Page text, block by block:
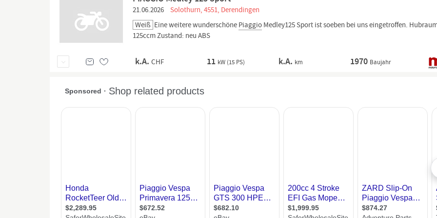
21.06.2026 Solothurn, 4551, Derendingen
k.A. CHF 11 kW (15 PS) k.A. km 1970 Baujahr
Weiß Eine weitere wunderschöne Piaggio Medley125 Sport ist soeben bei uns eingetroffen.
125ccm Zustand: neu ABS